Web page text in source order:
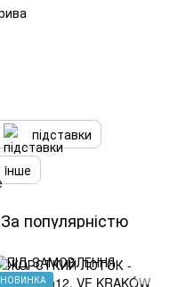
підставки
iнше
За популярністю
НОВИНКА